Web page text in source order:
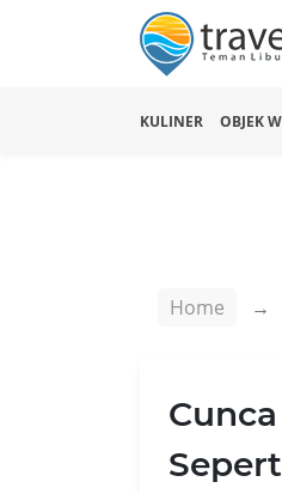
KULINER OBJEK
Home